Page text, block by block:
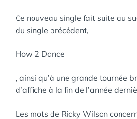
Ce nouveau single fait suite au
du single précédent,
How 2 Dance
, ainsi qu’à une grande tournée
d’affiche à la fin de l’année
Les mots de Ricky Wilson